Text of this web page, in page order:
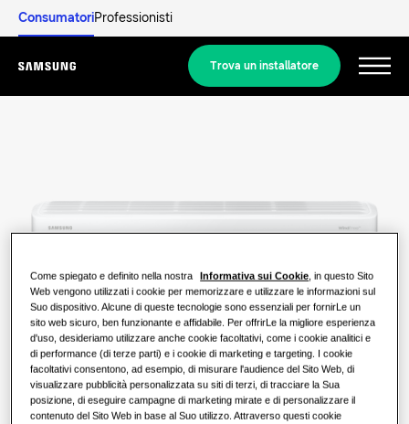
ConsumatoriProfessionisti
Menu
Trova un installatore
SOLUZIONI RESIDENZIALI
Cos’è una pompa di calore e come
I vantaggi offerti da una pompa di
calore
Che cos’è un climatizzatore e come
funziona?
Le nostre soluzioni
Soluzioni di climatizzazione
Soluzioni con pompe di calore
SOLUZIONI PER EDIFICI COMMERCIALI
Prodotti
PRODOTTI ICONICI
WindFree
Informazioni su Samsung
Come spiegato e definito nella nostra Informativa sui Cookie, in questo Sito
Web vengono utilizzati i cookie per memorizzare e utilizzare le informazioni sul
Suo dispositivo. Alcune di queste tecnologie sono essenziali per fornirLe un
sito web sicuro, ben funzionante e affidabile. Per offrirLe la migliore esperienza
d'uso, desideriamo utilizzare anche cookie facoltativi, come i cookie analitici e
di performance (di terze parti) e i cookie di marketing e targeting. I cookie
facoltativi consentono, ad esempio, di misurare l'audience del Sito Web, di
visualizzare pubblicità personalizzata su siti di terzi, di tracciare la Sua
posizione, di eseguire campagne di marketing mirate e di personalizzare il
contenuto del Sito Web in base al Suo utilizzo. Attraverso questi cookie